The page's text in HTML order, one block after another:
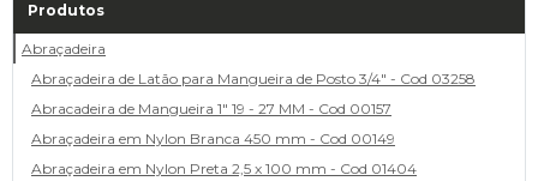
Produtos
Abraçadeira
Abraçadeira de Latão para Mangueira de Posto 3/4" - Cod 03258
Abracadeira de Mangueira 1" 19 - 27 MM - Cod 00157
Abraçadeira em Nylon Branca 450 mm - Cod 00149
Abraçadeira em Nylon Preta 2,5 x 100 mm - Cod 01404